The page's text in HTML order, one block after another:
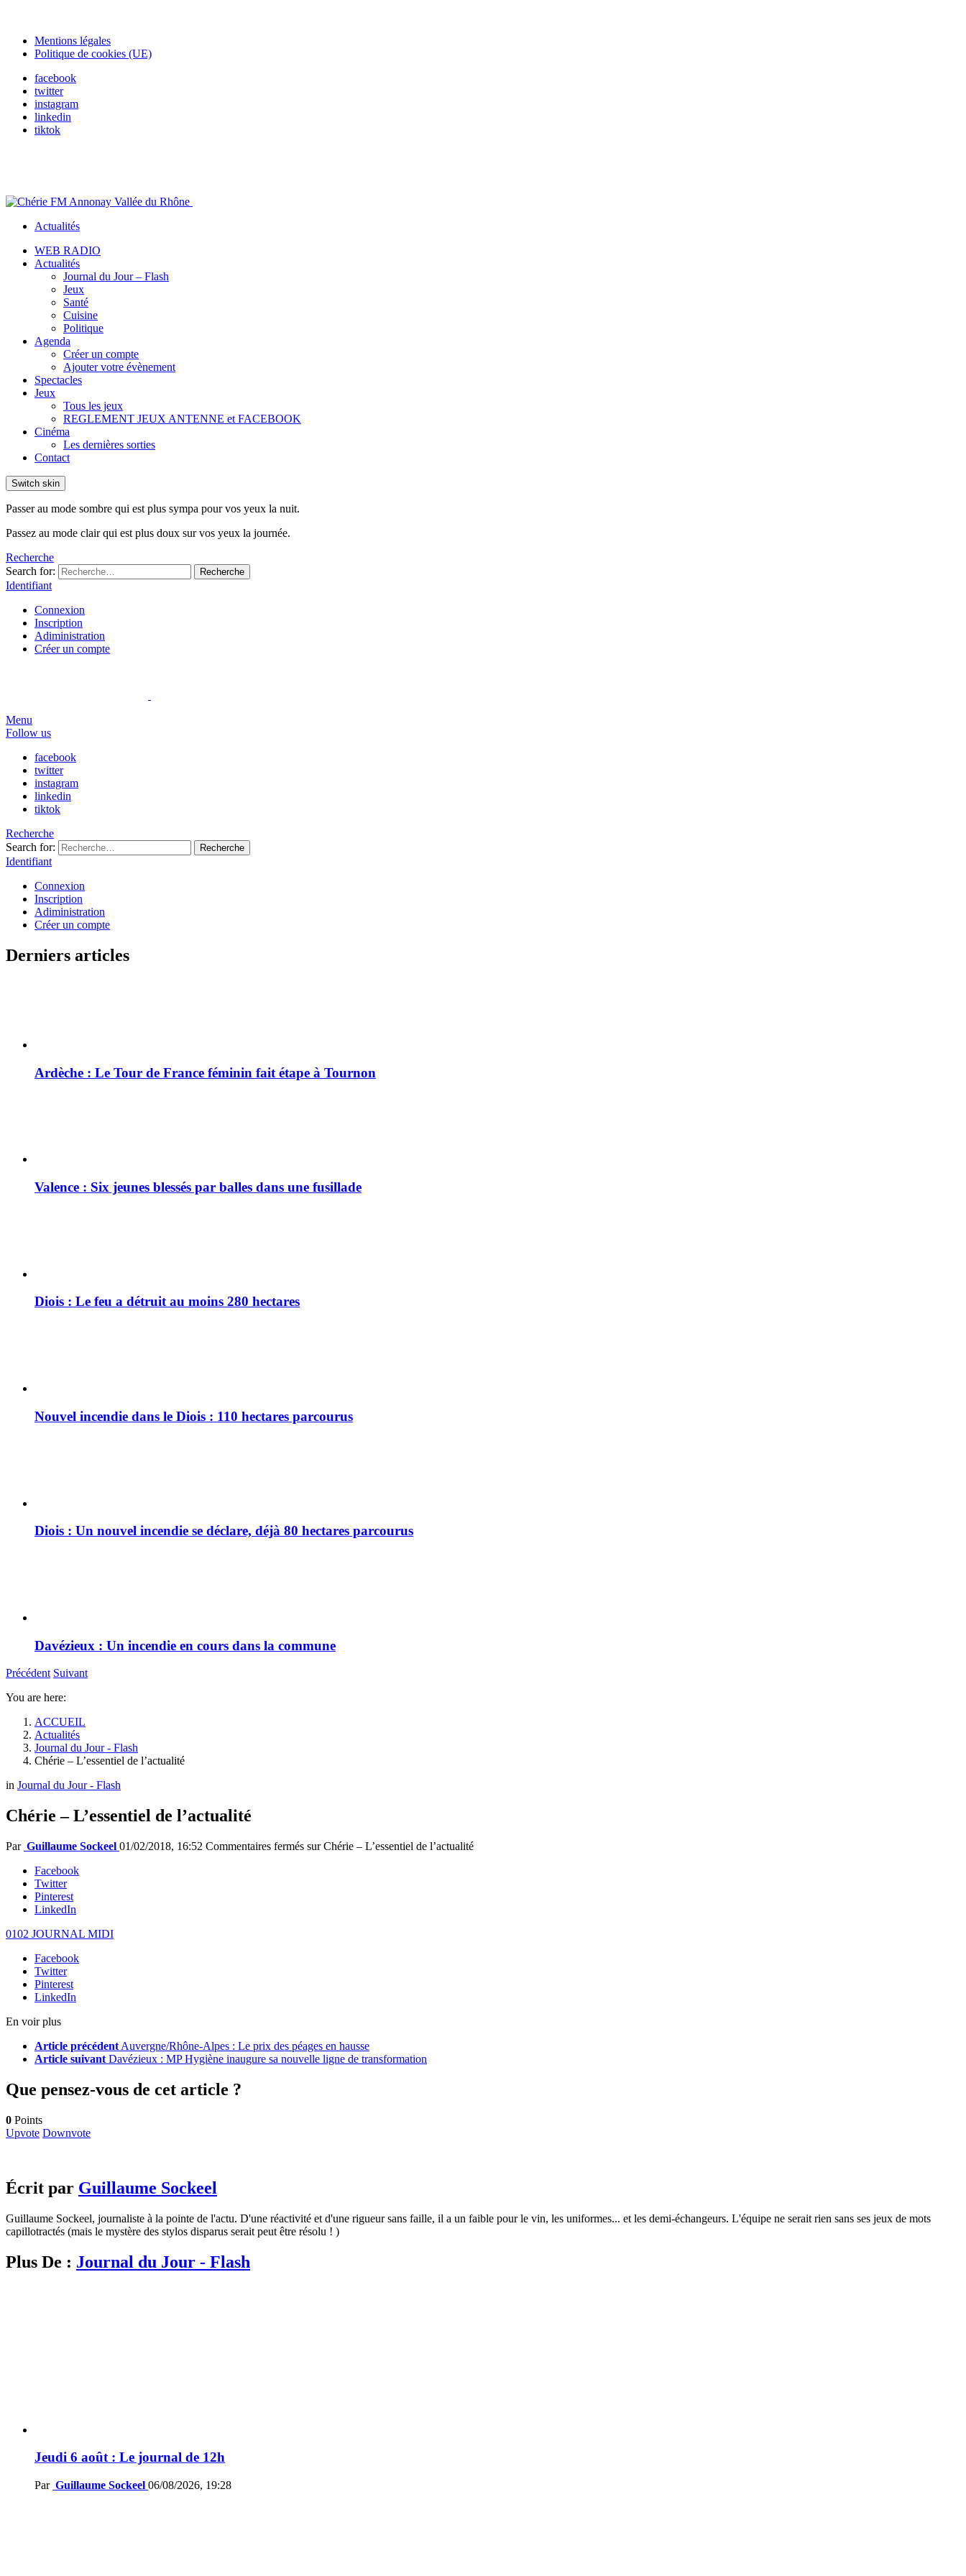
Mentions légales
Politique de cookies (UE)
facebook
twitter
instagram
linkedin
tiktok
Actualités
WEB RADIO
Actualités
Journal du Jour – Flash
Jeux
Santé
Cuisine
Politique
Agenda
Créer un compte
Ajouter votre évènement
Spectacles
Jeux
Tous les jeux
REGLEMENT JEUX ANTENNE et FACEBOOK
Cinéma
Les dernières sorties
Contact
Switch skin
Passer au mode sombre qui est plus sympa pour vos yeux la nuit.
Passez au mode clair qui est plus doux sur vos yeux la journée.
Recherche
Search for:
Recherche
Identifiant
Connexion
Inscription
Adiministration
Créer un compte
Menu
Follow us
facebook
twitter
instagram
linkedin
tiktok
Recherche
Search for:
Recherche
Identifiant
Connexion
Inscription
Adiministration
Créer un compte
Derniers articles
Ardèche : Le Tour de France féminin fait étape à Tournon
Valence : Six jeunes blessés par balles dans une fusillade
Diois : Le feu a détruit au moins 280 hectares
Nouvel incendie dans le Diois : 110 hectares parcourus
Diois : Un nouvel incendie se déclare, déjà 80 hectares parcourus
Davézieux : Un incendie en cours dans la commune
Précédent Suivant
You are here:
ACCUEIL
Actualités
Journal du Jour - Flash
Chérie – L’essentiel de l’actualité
in Journal du Jour - Flash
Chérie – L’essentiel de l’actualité
Par Guillaume Sockeel 01/02/2018, 16:52 Commentaires fermés sur Chérie – L’essentiel de l’actualité
Facebook
Twitter
Pinterest
LinkedIn
0102 JOURNAL MIDI
Facebook
Twitter
Pinterest
LinkedIn
En voir plus
Article précédent Auvergne/Rhône-Alpes : Le prix des péages en hausse
Article suivant Davézieux : MP Hygiène inaugure sa nouvelle ligne de transformation
Que pensez-vous de cet article ?
0 Points
Upvote Downvote
Écrit par Guillaume Sockeel
Guillaume Sockeel, journaliste à la pointe de l'actu. D'une réactivité et d'une rigueur sans faille, il a un faible pour le vin, les uniformes... et les demi-échangeurs. L'équipe ne serait rien sans ses jeux de mots
capillotractés (mais le mystère des stylos disparus serait peut être résolu ! )
Plus De : Journal du Jour - Flash
Jeudi 6 août : Le journal de 12h
Par Guillaume Sockeel 06/08/2026, 19:28